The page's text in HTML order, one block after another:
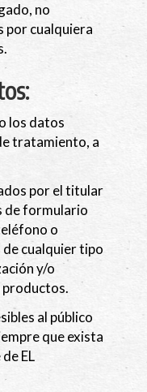
no
por cualquiera
los datos
tratamiento, a
por el titular
de formulario
o
cualquier tipo
y/o
productos.
al público
que exista
EL